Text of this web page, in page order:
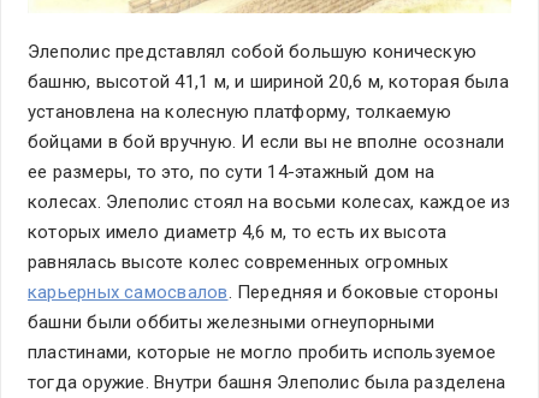
Элеполис представлял собой большую коническую
башню, высотой 41,1 м, и шириной 20,6 м, которая была
установлена на колесную платформу, толкаемую
бойцами в бой вручную. И если вы не вполне осознали
ее размеры, то это, по сути 14-этажный дом на
колесах. Элеполис стоял на восьми колесах, каждое из
которых имело диаметр 4,6 м, то есть их высота
равнялась высоте колес современных огромных
карьерных самосвалов. Передняя и боковые стороны
башни были оббиты железными огнеупорными
пластинами, которые не могло пробить используемое
тогда оружие. Внутри башня Элеполис была разделена